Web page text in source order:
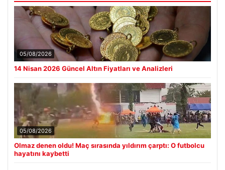
05/08/2026
14 Nisan 2026 Güncel Altın Fiyatları ve Analizleri
05/08/2026
Olmaz denen oldu! Maç sırasında yıldırım çarptı: O futbolcu
hayatını kaybetti